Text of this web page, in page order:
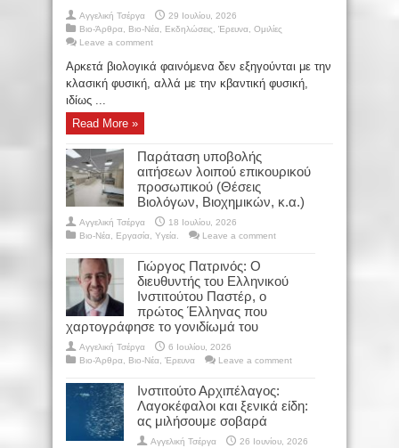
Αγγελική Τσέργα
29 Ιουλίου, 2026
Βιο-Άρθρα
Βιο-Νέα Εκδηλώσεις Έρευνα Ομιλίες
Leave a comment
Αρκετά βιολογικά φαινόμενα δεν εξηγούνται με την
κλασική φυσική, αλλά με την κβαντική φυσική,
ιδίως ...
Read More »
Παράταση υποβολής
αιτήσεων λοιπού επικουρικού
προσωπικού (Θέσεις
Βιολόγων, Βιοχημικών, κ.α.)
Αγγελική Τσέργα
18 Ιουλίου, 2026
Βιο-Νέα
Εργασία Υγεία. Leave a comment
Γιώργος Πατρινός: Ο
διευθυντής του Ελληνικού
Ινστιτούτου Παστέρ, ο
πρώτος Έλληνας που
χαρτογράφησε το γονιδίωμά του
Αγγελική Τσέργα
6 Ιουλίου, 2026
Βιο-Άρθρα
Βιο-Νέα Έρευνα Leave a comment
Ινστιτούτο Αρχιπέλαγος:
Λαγοκέφαλοι και ξενικά είδη:
ας μιλήσουμε σοβαρά
Αγγελική Τσέργα
26 Ιουνίου, 2026